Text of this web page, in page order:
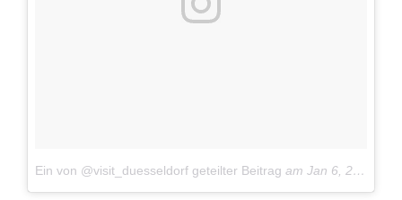
Ein von @visit_duesseldorf geteilter Beitrag am Jan 6, 2017 um 7:58 PST